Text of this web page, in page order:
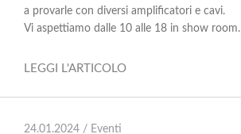
a provarle con diversi amplificatori e cavi.
Vi aspettiamo dalle 10 alle 18 in show room.
LEGGI L'ARTICOLO
24.01.2024 / Eventi